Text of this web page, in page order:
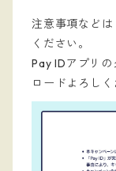
注意事項など
ください。
Pay IDアプリ
ロードよろしく